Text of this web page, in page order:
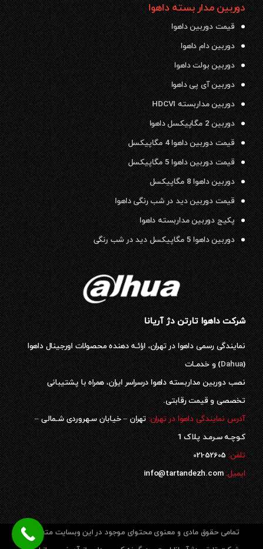
دوربین مدار بسته داهوا
قیمت دوربین داهوا
دوربین دام داهوا
دوربین بولت داهوا
دوربین آی پی داهوا
دوربین مداربسته HDCVI
دوربین 2 مگاپیکسل داهوا
قیمت دوربین داهوا 4 مگاپیکسل
قیمت دوربین داهوا 5 مگاپیکسل
دوربین داهوا 8 مگاپیکسل
قیمت دوربین دید در شب رنگی داهوا
پکیج دوربین مداربسته داهوا
دوربین داهوا 5 مگاپیکسل دید در شب رنگی
شرکت داهوا تارتن دژ آریانا
نمایندگی رسمی داهوا در تهران، ارائـه دهنده محصولات اورجینال داهوا
(
Dahua) و خدمـات
نصب دوربین مداربسته داهوا درسراسر ایران، همراه با پشتیبانی
تخصصی و قیمت رقابتی.
آدرس نمایندگی داهوا در تهران:تهران – خیابان سـهروردی شـمالی –
کـوچـه سـرمـد پلاک 1
تلفن:52605-021
ایمیل:info@tartandezh.com
تمامی حقوق مادی و معنوی محتوای موجود در این وبسایت متعلق به